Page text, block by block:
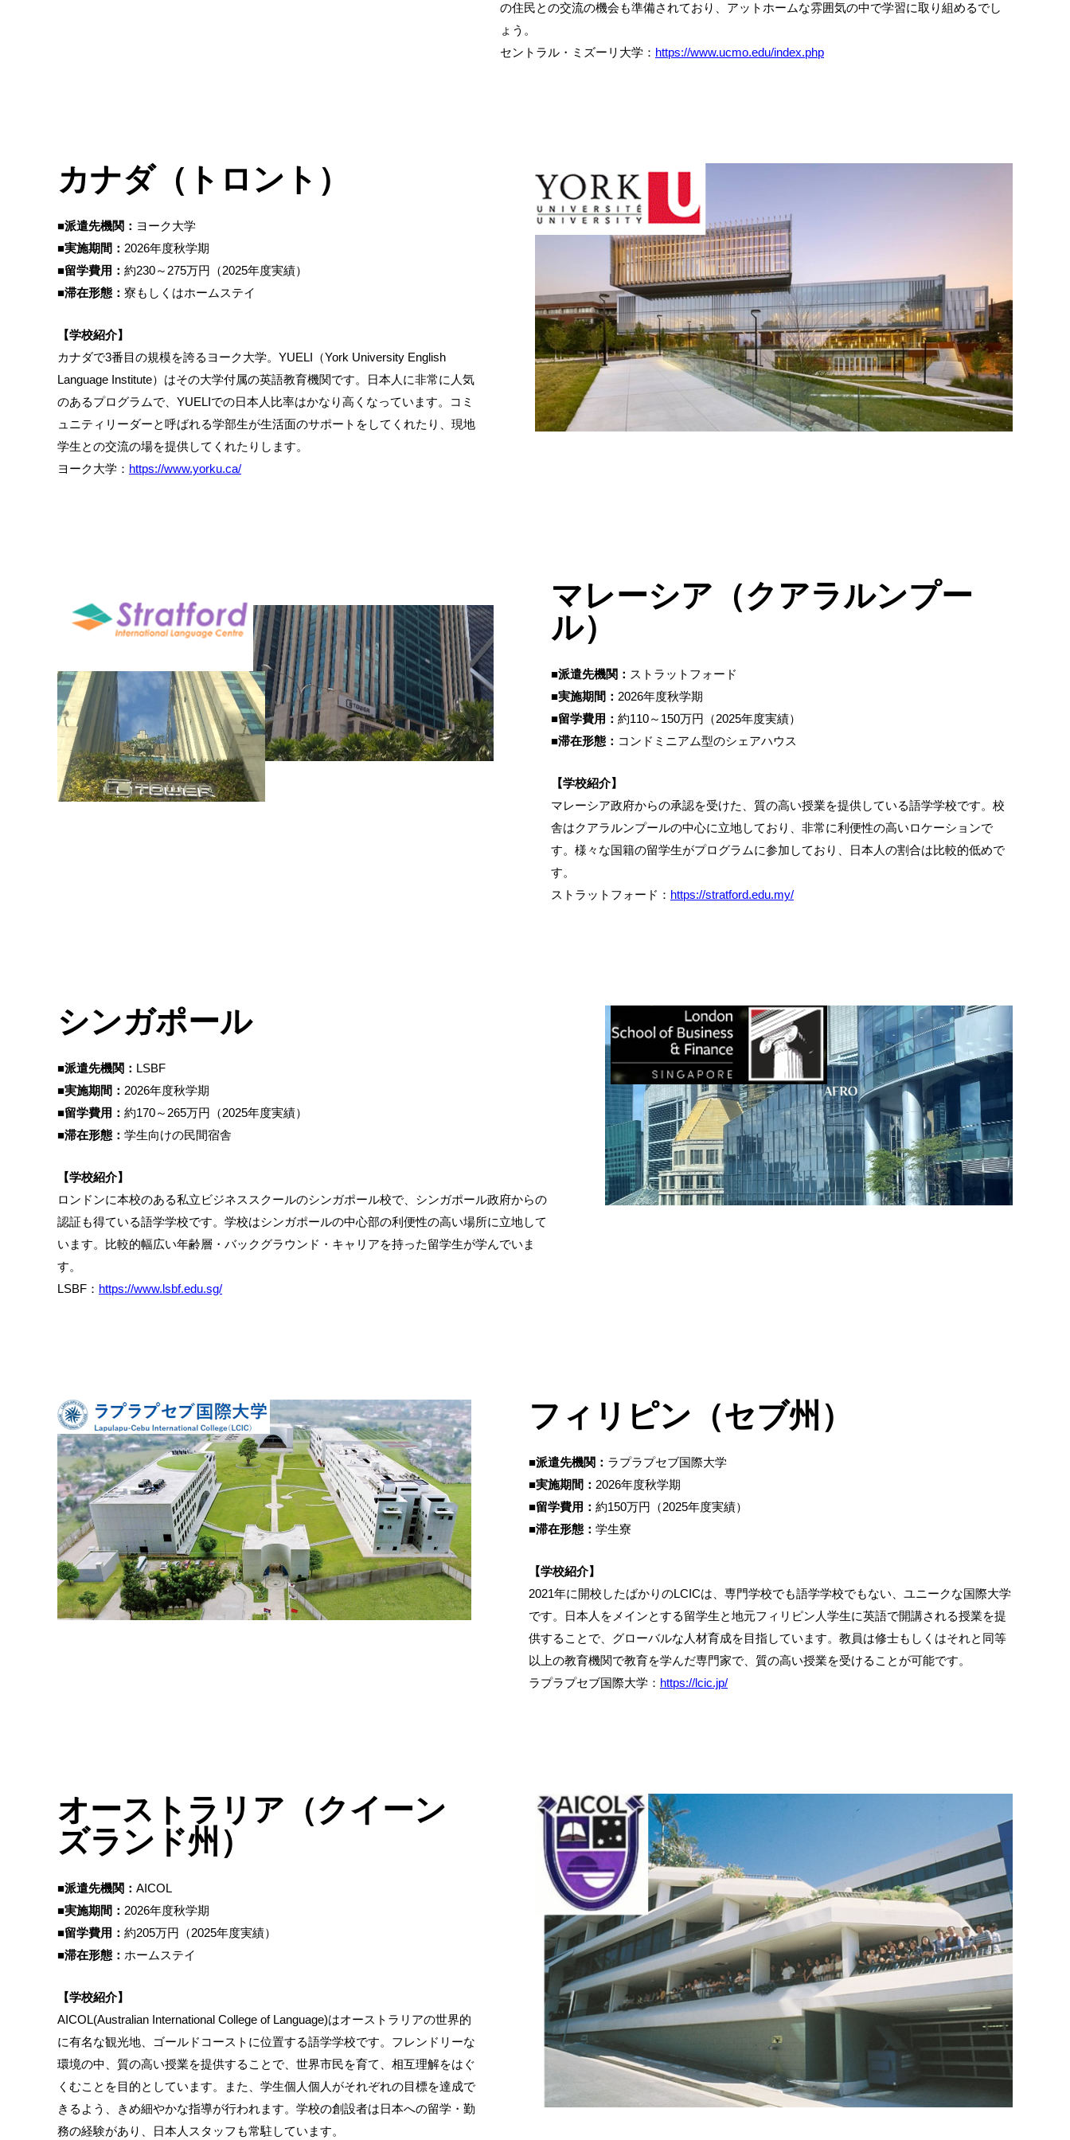
の住民との交流の機会も準備されており、アットホームな雰囲気の中で学習に取り組めるでし
ょう。
セントラル・ミズーリ大学： https://www.ucmo.edu/index.php
カナダ（トロント）
■派遣先機関： ヨーク大学
■実施期間： 2026年度秋学期
■留学費用： 約230～275万円（2025年度実績）
■滞在形態： 寮もしくはホームステイ
【学校紹介】
カナダで3番目の規模を誇るヨーク大学。YUELI（York University English
Language Institute）はその大学付属の英語教育機関です。日本人に非常に人気
のあるプログラムで、YUELIでの日本人比率はかなり高くなっています。コミ
ュニティリーダーと呼ばれる学部生が生活面のサポートをしてくれたり、現地
学生との交流の場を提供してくれたりします。
ヨーク大学： https://www.yorku.ca/
マレーシア（クアラルンプー
ル）
■派遣先機関： ストラットフォード
■実施期間： 2026年度秋学期
■留学費用： 約110～150万円（2025年度実績）
■滞在形態： コンドミニアム型のシェアハウス
【学校紹介】
マレーシア政府からの承認を受けた、質の高い授業を提供している語学学校です。校
舎はクアラルンプールの中心に立地しており、非常に利便性の高いロケーションで
す。様々な国籍の留学生がプログラムに参加しており、日本人の割合は比較的低めで
す。
ストラットフォード： https://stratford.edu.my/
シンガポール
■派遣先機関： LSBF
■実施期間： 2026年度秋学期
■留学費用： 約170～265万円（2025年度実績）
■滞在形態： 学生向けの民間宿舎
【学校紹介】
ロンドンに本校のある私立ビジネススクールのシンガポール校で、シンガポール政府からの
認証も得ている語学学校です。学校はシンガポールの中心部の利便性の高い場所に立地して
います。比較的幅広い年齢層・バックグラウンド・キャリアを持った留学生が学んでいま
す。
LSBF： https://www.lsbf.edu.sg/
フィリピン（セブ州）
■派遣先機関： ラプラプセブ国際大学
■実施期間： 2026年度秋学期
■留学費用： 約150万円（2025年度実績）
■滞在形態： 学生寮
【学校紹介】
2021年に開校したばかりのLCICは、専門学校でも語学学校でもない、ユニークな国際大学
です。日本人をメインとする留学生と地元フィリピン人学生に英語で開講される授業を提
供することで、グローバルな人材育成を目指しています。教員は修士もしくはそれと同等
以上の教育機関で教育を学んだ専門家で、質の高い授業を受けることが可能です。
ラプラプセブ国際大学： https://lcic.jp/
オーストラリア（クイーン
ズランド州）
■派遣先機関： AICOL
■実施期間： 2026年度秋学期
■留学費用： 約205万円（2025年度実績）
■滞在形態： ホームステイ
【学校紹介】
AICOL(Australian International College of Language)はオーストラリアの世界的
に有名な観光地、ゴールドコーストに位置する語学学校です。フレンドリーな
環境の中、質の高い授業を提供することで、世界市民を育て、相互理解をはぐ
くむことを目的としています。また、学生個人個人がそれぞれの目標を達成で
きるよう、きめ細やかな指導が行われます。学校の創設者は日本への留学・勤
務の経験があり、日本人スタッフも常駐しています。